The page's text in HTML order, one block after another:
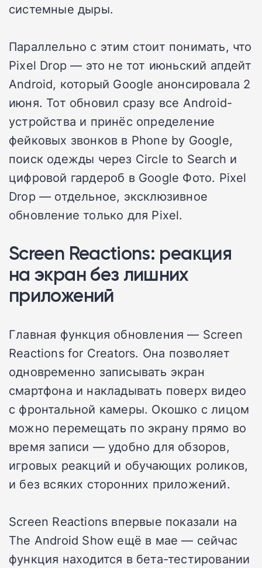
системные дыры.
Параллельно с этим стоит понимать, что
Pixel Drop — это не тот июньский апдейт
Android, который Google анонсировала 2
июня. Тот обновил сразу все Android-
устройства и принёс определение
фейковых звонков в Phone by Google,
поиск одежды через Circle to Search и
цифровой гардероб в Google Фото. Pixel
Drop — отдельное, эксклюзивное
обновление только для Pixel.
Screen Reactions: реакция
на экран без лишних
приложений
Главная функция обновления — Screen
Reactions for Creators. Она позволяет
одновременно записывать экран
смартфона и накладывать поверх видео
с фронтальной камеры. Окошко с лицом
можно перемещать по экрану прямо во
время записи — удобно для обзоров,
игровых реакций и обучающих роликов,
и без всяких сторонних приложений.
Screen Reactions впервые показали на
The Android Show ещё в мае — сейчас
функция находится в бета-тестировании